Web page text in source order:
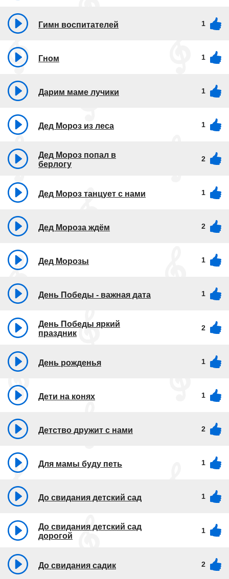
Гимн воспитателей 1
Гном 1
Дарим маме лучики 1
Дед Мороз из леса 1
Дед Мороз попал в
берлогу
2
Дед Мороз танцует с нами 1
Дед Мороза ждём 2
Дед Морозы 1
День Победы - важная дата 1
День Победы яркий
праздник
2
День рожденья 1
Дети на конях 1
Детство дружит с нами 2
Для мамы буду петь 1
До свидания детский сад 1
До свидания детский сад
дорогой
1
До свидания садик 2